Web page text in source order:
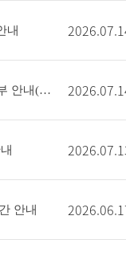
내
[등록] 2026-2학기 재학생 등록금 납부 안내(고지서 출력)
안내